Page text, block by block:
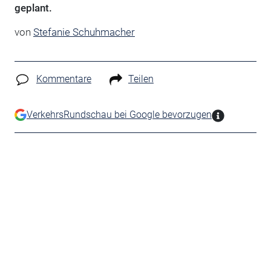
geplant.
von Stefanie Schuhmacher
Kommentare Teilen
VerkehrsRundschau bei Google bevorzugen